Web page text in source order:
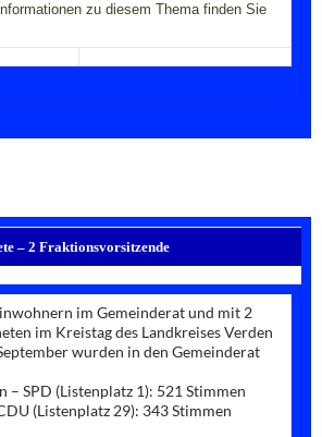
zu diesem Thema finden Sie
– 2 Fraktionsvorsitzende
im Gemeinderat und mit 2
im Kreistag des Landkreises Verden
wurden in den Gemeinderat
– SPD (Listenplatz 1): 521 Stimmen
(Listenplatz 29): 343 Stimmen